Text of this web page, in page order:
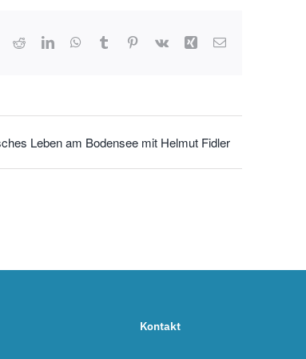
RedditLinkedInWhatsApp
Tumblr Pinterest
Vk Xing E-
Leben am Bodensee mit Helmut Fidler
Kontakt